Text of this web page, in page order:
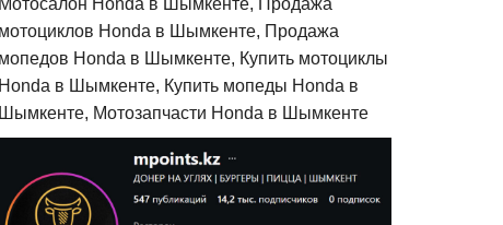
Мотосалон Honda в Шымкенте, Продажа
мотоциклов Honda в Шымкенте, Продажа
мопедов Honda в Шымкенте, Купить мотоциклы
Honda в Шымкенте, Купить мопеды Honda в
Шымкенте, Мотозапчасти Honda в Шымкенте